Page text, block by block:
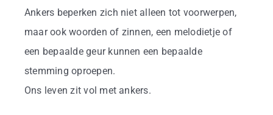
Ankers beperken zich niet alleen tot voorwerpen,
maar ook woorden of zinnen, een melodietje of
een bepaalde geur kunnen een bepaalde
stemming oproepen.
Ons leven zit vol met ankers.